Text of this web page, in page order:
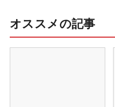
オススメの記事